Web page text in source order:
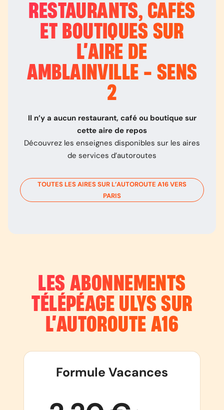
RESTAURANTS, CAFÉS
ET BOUTIQUES SUR
L’AIRE DE
AMBLAINVILLE - SENS
2
Il n’y a aucun restaurant, café ou boutique sur
cette aire de repos
Découvrez les enseignes disponibles sur les aires
de services d’autoroutes
TOUTES LES AIRES SUR L’AUTOROUTE A16VERS
PARIS
LES ABONNEMENTS
TÉLÉPÉAGE ULYS SUR
L’AUTOROUTE A16
Formule Vacances